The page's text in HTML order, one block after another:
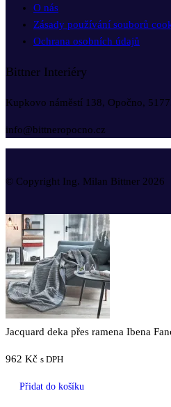
O nás
Zásady používání souborů
Ochrana osobních údajů
Bittner Interiéry
Kupkovo náměstí 138, Opočno,
info@bittneropocno.cz
© Copyright Ing. Milan Bittner 2026
Jacquard deka přes ramena Ibena
962 Kč s DPH
Přidat do košíku